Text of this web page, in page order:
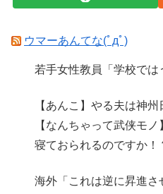
ウマーあんてな(ﾟдﾟ)
若手女性教員「学校では
【あんこ】やる夫は神
【なんちゃって武侠モ
寝ておられるのですか！
海外「これは逆に昇進